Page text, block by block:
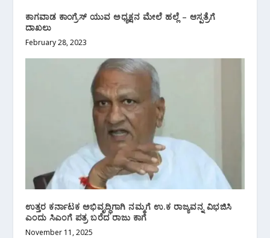
ಕಾಗವಾಡ ಕಾಂಗ್ರೆಸ್ ಯುವ ಅಧ್ಯಕ್ಷನ ಮೇಲೆ ಹಲ್ಲೆ – ಆಸ್ಪತ್ರೆಗೆ
ದಾಖಲು
February 28, 2023
ಉತ್ತರ ಕರ್ನಾಟಕ ಅಭಿವೃದ್ಧಿಗಾಗಿ ನಮ್ಮಗೆ ಉ.ಕ ರಾಜ್ಯವನ್ನ ವಿಭಜಿಸಿ
ಎಂದು ಸಿಎಂಗೆ ಪತ್ರ ಬರೆದ ರಾಜು ಕಾಗೆ
November 11, 2025